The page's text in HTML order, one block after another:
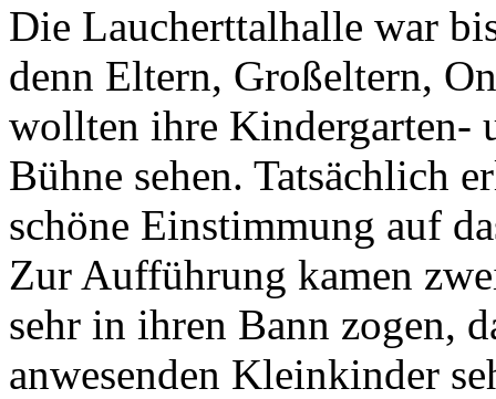
Die Laucherttalhalle war
denn Eltern, Großeltern,
wollten ihre Kindergarten-
Bühne sehen. Tatsächlich
schöne Einstimmung auf
Zur Aufführung kamen
sehr in ihren Bann zogen,
anwesenden Kleinkinder